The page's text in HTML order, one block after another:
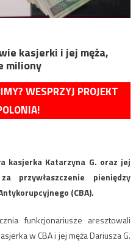
kasjerki i jej męża,
miliony
WESPRZYJ PROJEKT
kasjerka Katarzyna G. oraz jej
przywłaszczenie pieniędzy
(CBA).
funkcjonariusze aresztowali
w CBA i jej męża Dariusza G.